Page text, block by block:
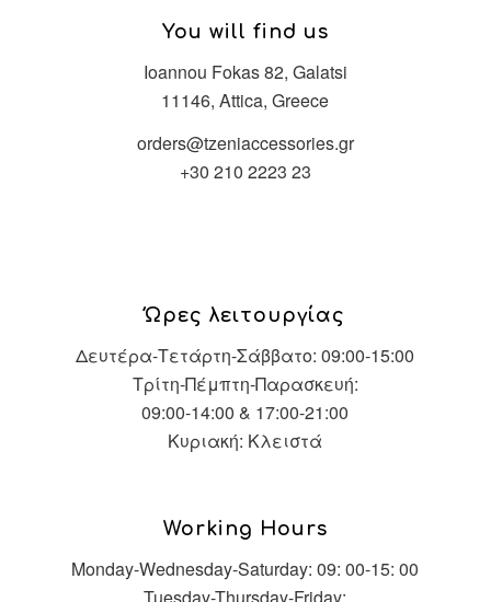
You will find us
Ioannou Fokas 82, Galatsi
11146, Attica, Greece
orders@tzeniaccessories.gr
+30 210 2223 23
Ώρες λειτουργίας
Δευτέρα-Τετάρτη-Σάββατο: 09:00-15:00
Τρίτη-Πέμπτη-Παρασκευή:
09:00-14:00 & 17:00-21:00
Κυριακή: Κλειστά
Working Hours
Monday-Wednesday-Saturday: 09: 00-15: 00
Tuesday-Thursday-Friday: